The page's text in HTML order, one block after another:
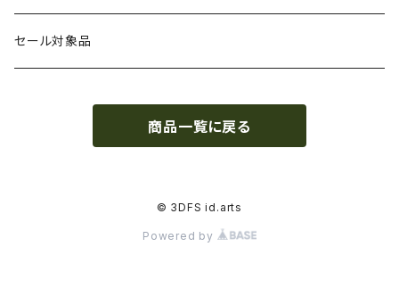
HTPLA
PA（ナイロン）
静電気放電（ESD）
アレルギー物質フリー
スプール単位
Bambuコイル対応
3DLAC
クリーニング
交換用スプール
セール対象品
商品一覧に戻る
© 3DFS id.arts
Powered by